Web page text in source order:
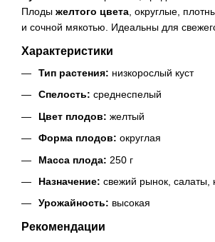
Плоды желтого цвета , округлые,
и сочной мякотью. Идеальны для
Характеристики
Тип растения: низкорослый куст
Спелость: среднеспелый
Цвет плодов: желтый
Форма плодов: округлая
Масса плода: 250 г
Назначение: свежий рынок, салаты,
Урожайность: высокая
Рекомендации